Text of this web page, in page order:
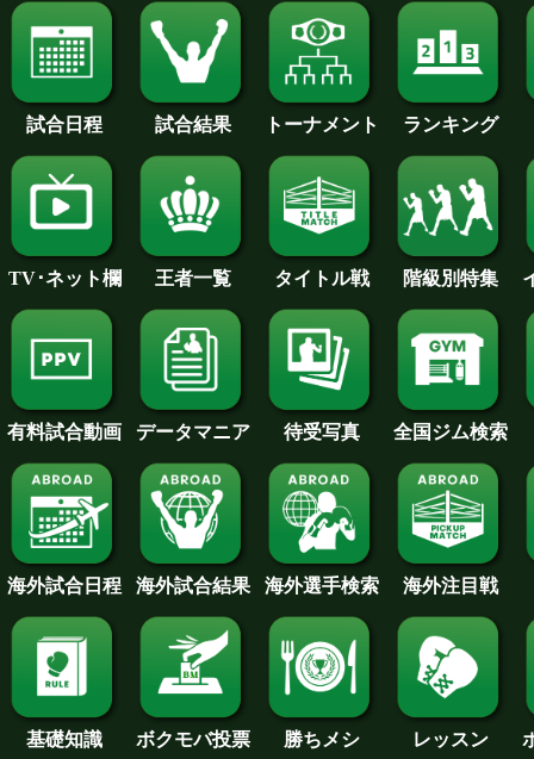
試合日程 試合結果 トーナメント ランキング
TV･ネット欄 王者一覧 タイトル戦 階級別特集
有料試合動画 データマニア 待受写真 全国ジム検索
海外試合日程 海外試合結果 海外選手検索 海外注目戦
基礎知識 ボクモバ投票 勝ちメシ レッスン